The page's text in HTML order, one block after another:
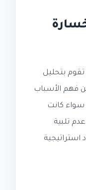
بتحليل
فهم الأسباب
سواء كانت
عدم تلبية
استراتيجية